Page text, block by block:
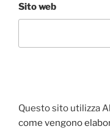
Sito web
Questo sito utilizza
come vengono